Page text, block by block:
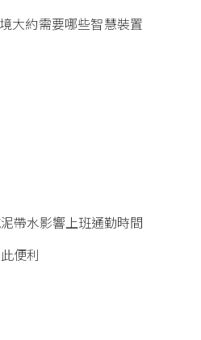
大約需要哪些智慧裝置
帶水影響上班通勤時間
便利